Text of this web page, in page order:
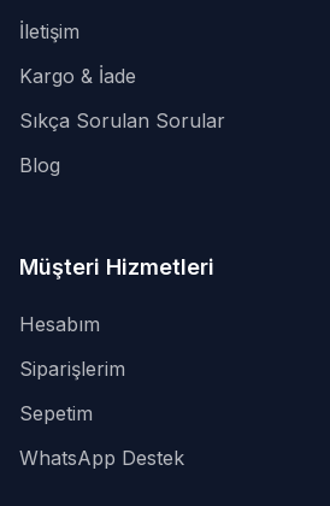
İletişim
Kargo & İade
Sıkça Sorulan Sorular
Blog
Müşteri Hizmetleri
Hesabım
Siparişlerim
Sepetim
WhatsApp Destek